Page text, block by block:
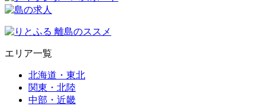
エリア一覧
北海道・東北
関東・北陸
中部・近畿